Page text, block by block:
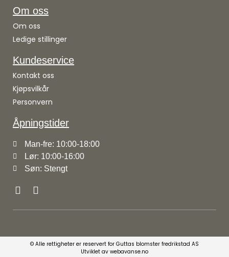
Om oss
Om oss
Ledige stillinger
Kundeservice
Kontakt oss
Kjøpsvilkår
Personvern
Åpningstider
Man-fre: 10:00-18:00
Lør: 10:00-16:00
Søn: Stengt
© Alle rettigheter er reservert for Guttas blomster fredrikstad AS
Utviklet av webavanse.no